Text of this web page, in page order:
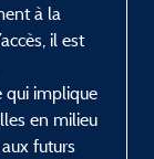
à la
il est
qui implique
en milieu
futurs